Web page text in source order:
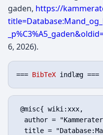
gaden, https://
6, 2026).
=== BibTeX
@misc{ wiki:xxx,
author =
title =